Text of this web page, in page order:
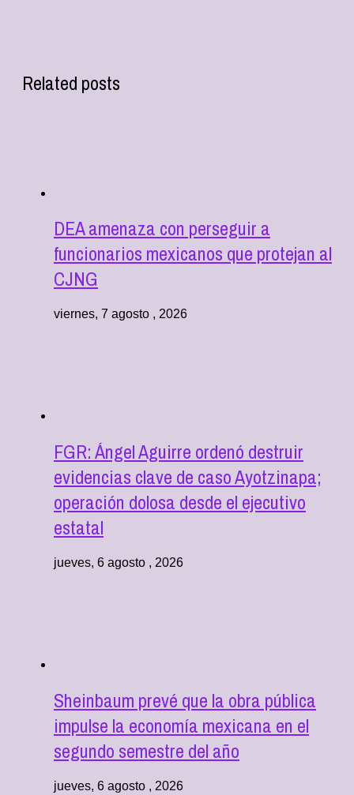
Related posts
DEA amenaza con perseguir a
funcionarios mexicanos que protejan al
CJNG
viernes, 7 agosto , 2026
FGR: Ángel Aguirre ordenó destruir
evidencias clave de caso Ayotzinapa;
operación dolosa desde el ejecutivo
estatal
jueves, 6 agosto , 2026
Sheinbaum prevé que la obra pública
impulse la economía mexicana en el
segundo semestre del año
jueves, 6 agosto , 2026